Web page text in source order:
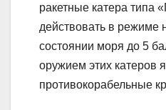
ракетные катера типа
действовать в режиме
состоянии моря до 5
оружием этих катеров
противокорабельные